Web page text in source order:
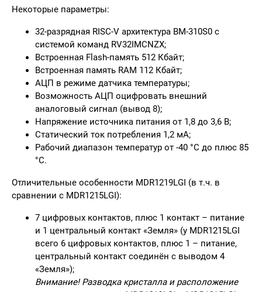
Некоторые параметры:
32-разрядная RISC-V архитектура BM-310S0 с
системой команд RV32IMCNZX;
Встроенная Flash-память 512 Кбайт;
Встроенная память RAM 112 Кбайт;
АЦП в режиме датчика температуры;
Возможность АЦП оцифровать внешний
аналоговый сигнал (вывод 8);
Напряжение источника питания от 1,8 до 3,6 В;
Статический ток потребления 1,2 мА;
Рабочий диапазон температур от -40 °C до плюс 85
°C.
Отличительные особенности MDR1219LGI (в т.ч. в
сравнении с MDR1215LGI):
7 цифровых контактов, плюс 1 контакт – питание
и 1 центральный контакт «Земля» (у MDR1215LGI
всего 6 цифровых контактов, плюс 1 – питание,
центральный контакт соединён с выводом 4
«Земля»);
Внимание! Разводка кристалла и расположение